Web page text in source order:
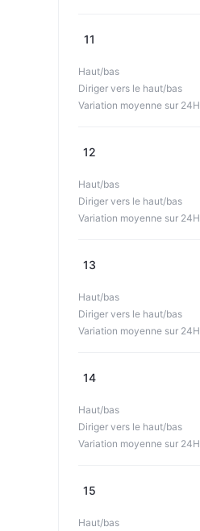
11
Haut/bas
Diriger vers le haut/bas
Variation moyenne sur 24H
12
Haut/bas
Diriger vers le haut/bas
Variation moyenne sur 24H
13
Haut/bas
Diriger vers le haut/bas
Variation moyenne sur 24H
14
Haut/bas
Diriger vers le haut/bas
Variation moyenne sur 24H
15
Haut/bas